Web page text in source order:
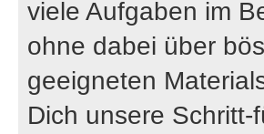
viele Aufgaben im
ohne dabei über
geeigneten
Dich unsere